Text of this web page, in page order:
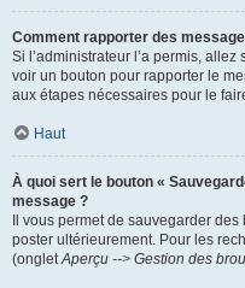
Comment rapporter des
Si l’administrateur l’a permis,
voir un bouton pour rapporter le
aux étapes nécessaires pour le
Haut
À quoi sert le bouton «
message ?
Il vous permet de sauvegarder
poster ultérieurement. Pour les
(ongletAperçu --> Gestion des